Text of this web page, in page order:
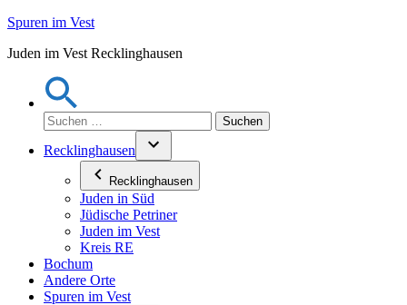
Zum
springen
Spuren im Vest
Juden im Vest Recklinghausen
Suchen
nach:
Recklinghausen
Recklinghausen
Juden in Süd
Jüdische Petriner
Juden im Vest
Kreis RE
Bochum
Andere Orte
Spuren im Vest